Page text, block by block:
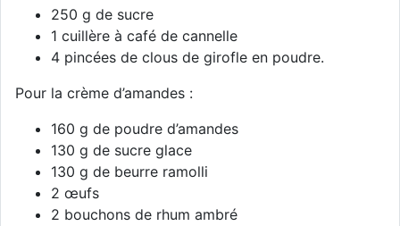
250 g de sucre
1 cuillère à café de cannelle
4 pincées de clous de girofle en poudre.
Pour la crème d’amandes :
160 g de poudre d’amandes
130 g de sucre glace
130 g de beurre ramolli
2 œufs
2 bouchons de rhum ambré